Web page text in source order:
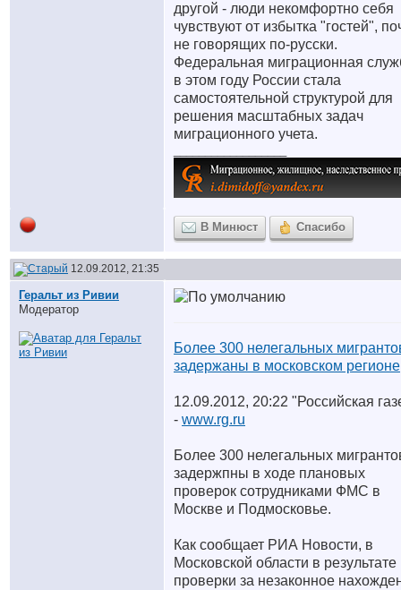
другой - люди некомфортно себя
чувствуют от избытка "гостей",
не говорящих по-русски.
Федеральная миграционная
в этом году России стала
самостоятельной структурой для
решения масштабных задач
миграционного учета.
В Минюст Спасибо
12.09.2012, 21:35
Геральт из Ривии
Модератор
Более 300 нелегальных
задержаны в московском регионе
12.09.2012, 20:22 "Российская
- www.rg.ru
Более 300 нелегальных
задержпны в ходе плановых
проверок сотрудниками ФМС в
Москве и Подмосковье.
Как сообщает РИА Новости, в
Московской области в результате
проверки за незаконное